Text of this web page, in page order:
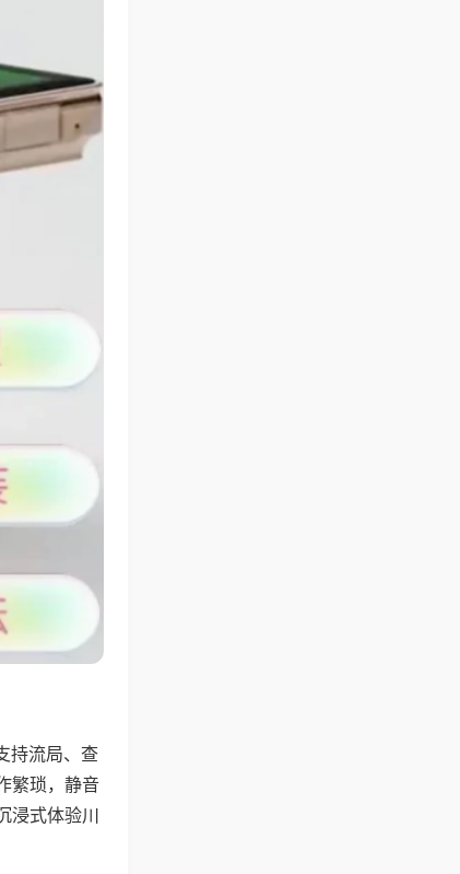
持流局、查
繁琐，静音
浸式体验川